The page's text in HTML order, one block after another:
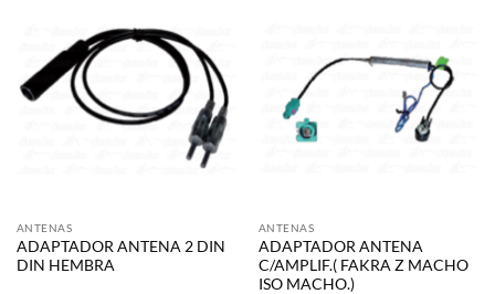
ANTENAS
ADAPTADOR ANTENA 2 DIN
DIN HEMBRA
ANTENAS
ADAPTADOR ANTENA
C/AMPLIF.( FAKRA Z MACHO
ISO MACHO.)